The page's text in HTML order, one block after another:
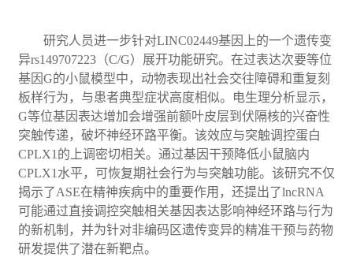
研究人员进一步针对LINC02449基因上的一个遗传变
异rs149707223 （C/G）展开功能研究。在过表达次要等位
基因G的小鼠模型中，动物表现出社会交往障碍和重复刻
板样行为，与患者典型症状高度相似。电生理分析显示，
G等位基因表达增加会增强前额叶皮层到伏隔核的兴奋性
突触传递，破坏神经环路平衡。该效应与突触调控蛋白
CPLX1 的上调密切相关。通过基因干预降低小鼠脑内
CPLX1 水平，可恢复期社会行为与突触功能。该研究不仅
揭示了ASE在精神疾病中的重要作用，还提出了lncRNA
可能通过直接调控突触相关基因表达影响神经环路与行为
的新机制，并为针对非编码区遗传变异的精准干预与药物
研发提供了潜在新靶点。